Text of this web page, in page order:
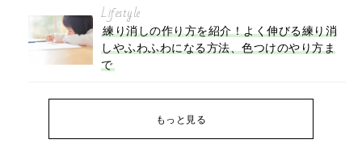
Lifestyle
練り消しの作り方を紹介！よく伸びる練り消
しやふわふわになる方法、色つけのやり方ま
で
もっと見る